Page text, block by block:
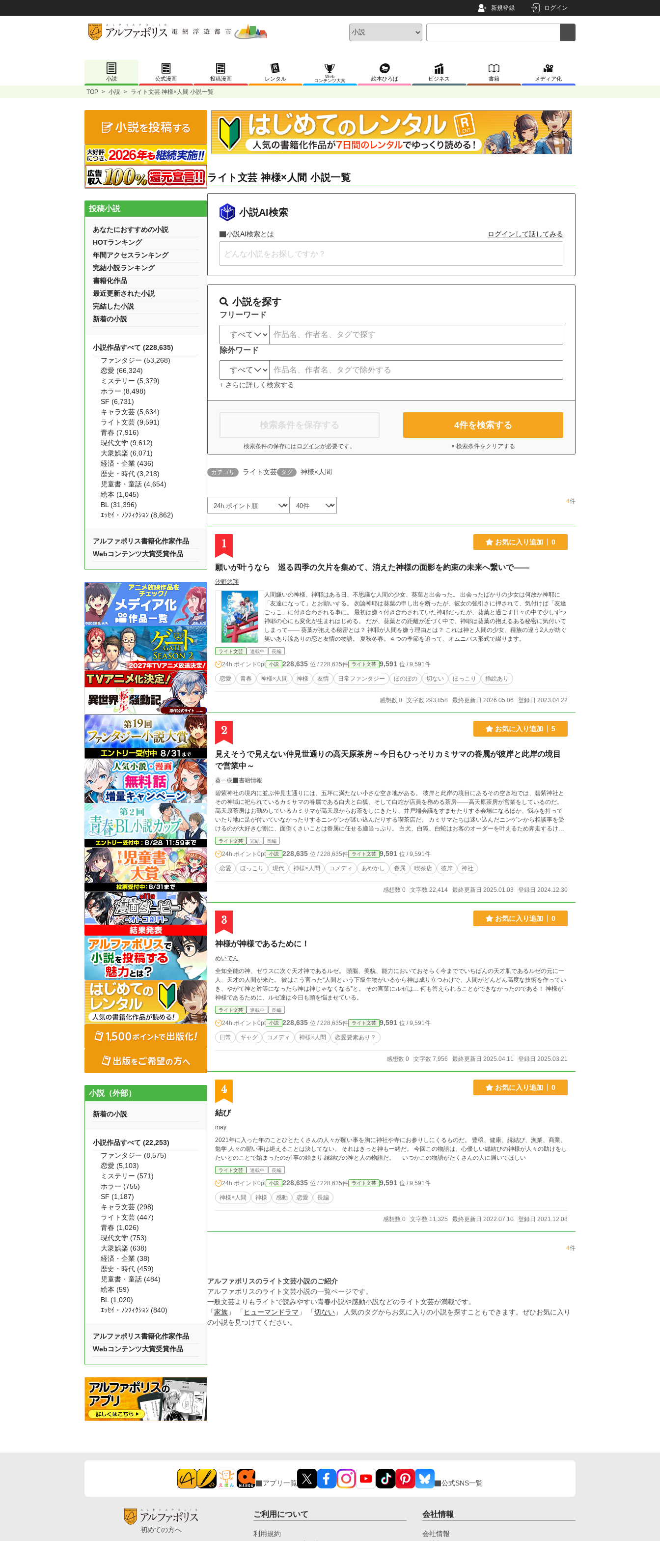
新規登録 ログイン
小説 公式漫画 投稿漫画 レンタル
Web
コンテンツ大賞
絵本ひろば ビジネス 書籍 メディア化
TOP > 小説 > ライト文芸 神様×人間 小説一覧
ライト文芸 神様×人間 小説一覧
小説AI検索
小説AI検索とは ログインして話してみる
小説を探す
フリーワード
除外ワード
+ さらに詳しく検索する
検索条件を保存する
検索条件の保存には ログインが必要です。
4件を検索する
× 検索条件をクリアする
カテゴリ ライト文芸 タグ 神様×人間
4件
1 お気に入り追加 0
願いが叶うなら 巡る四季の欠片を集めて、消えた神様の面影を約束の未来へ繋いで――
汐野悠翔
人間嫌いの神様、神耶はある日、不思議な人間の少女、葵葉と出会った。 出会ったばかりの少女は何故か神耶に
「友達になって」とお願いする。 勿論神耶は葵葉の申し出を断ったが、彼女の強引さに押されて、気付けば「友達
ごっこ」に付き合わされる事に。 最初は嫌々付き合わされていた神耶だったが、葵葉と過ごす日々の中で少しずつ
神耶の心にも変化が生まれはじめる。 だが、葵葉との距離が近づく中で、神耶は葵葉の抱えるある秘密に気付いて
しまって―― 葵葉が抱える秘密とは？ 神耶が人間を嫌う理由とは？ これは神と人間の少女、種族の違う2人が紡ぐ
笑いあり涙ありの恋と友情の物語。 夏秋冬春。４つの季節を追って、オムニバス形式で綴ります。
ライト文芸 連載中 長編
24h.ポイント 0pt 小説 228,635 位 / 228,635件 ライト文芸 9,591 位 / 9,591件
恋愛 青春 神様×人間 神様 友情 日常ファンタジー ほのぼの 切ない ほっこり 挿絵あり
感想数 0 文字数 293,858 最終更新日 2026.05.06 登録日 2023.04.22
2 お気に入り追加 5
見えそうで見えない仲見世通りの高天原茶房～今日もひっそりカミサマの眷属が彼岸と此岸の境目
で営業中～
葵一樹
書籍情報
碧紫神社の境内に並ぶ仲見世通りには、五坪に満たない小さな空き地がある。 彼岸と此岸の境目にあるその空き地では、碧紫神社と
その神域に祀られているカミサマの眷属である白犬と白狐、そして白蛇が店員を務める茶房――高天原茶房が営業をしているのだ。
高天原茶房はお勤めしているカミサマが高天原からお茶をしにきたり、井戸端会議をすませたりする会場になるほか、悩みを持って
いたり地に足が付いていなかったりするニンゲンが迷い込んだりする喫茶店だ。 カミサマたちは迷い込んだニンゲンから相談事を受
けるのが大好きな割に、面倒くさいことは眷属に任せる適当っぷり。 白犬、白狐、白蛇はお客のオーダーを叶えるため奔走するけれ
ど、彼岸の者のドタバタは此岸の世界も巻き込んでしまうから大騒ぎになることもしばしばだ。 さて、そんな茶房に今日もひとりの
ニンゲンが迷い込んできた。 彼は長く付き合った彼女との結婚を、とある理由から躊躇っているという。 遊びに来ている噂話が大好
きな縁結びの女神がしゃしゃり出ると面倒だ、と白狐はやんわりと話を終わらせようとしたけれどそうは問屋が卸さない。ちゃっか
り聞いていた女神は早速縁結びを企み始める。 時給アップをちらつかせられた白犬と白狐、白蛇は彼を躊躇させる原因を取り除けと
いう女神の頼みを受け入れるが――。
ライト文芸 完結 長編
24h.ポイント 0pt 小説 228,635 位 / 228,635件 ライト文芸 9,591 位 / 9,591件
恋愛 ほっこり 現代 神様×人間 コメディ あやかし 眷属 喫茶店 彼岸 神社
感想数 0 文字数 22,414 最終更新日 2025.01.03 登録日 2024.12.30
3 お気に入り追加 0
神様が神様であるために！
めいでん
全知全能の神、ゼウスに次ぐ天才神であるルゼ。 頭脳、美貌、能力においておそらく今まででいちばんの天才肌であるルゼの元に一
人、天才の人間が来た。 彼はこう言った“人間という下級生物がいるから神は成り立つわけで、人間がどんどん高度な技術を作ってい
き、やがて神と対等になったら神は神じゃなくなる”と。 その言葉にルゼは… 何も答えられることができなかったのである！ 神様が
神様であるために、ルゼ達は今日も頭を悩ませている。
ライト文芸 連載中 長編
24h.ポイント 0pt 小説 228,635 位 / 228,635件 ライト文芸 9,591 位 / 9,591件
日常 ギャグ コメディ 神様×人間 恋愛要素あり？
感想数 0 文字数 7,956 最終更新日 2025.04.11 登録日 2025.03.21
4 お気に入り追加 0
結び
may
2021年に入った年のことひとたくさんの人々が願い事を胸に神社や寺にお参りしにくるものだ。 豊穣、健康、縁結び、漁業、商業、
勉学 人々の願い事は絶えることは決してない。 それはきっと神も一緒だ。 今回この物語は、心優しい縁結びの神様が人々の助けをし
たいとのことで始まったのが 事の始まり 縁結びの神と人の物語だ。 いつかこの物語がたくさんの人に届いてほしい
ライト文芸 連載中 長編
24h.ポイント 0pt 小説 228,635 位 / 228,635件 ライト文芸 9,591 位 / 9,591件
神様×人間 神様 感動 恋愛 長編
感想数 0 文字数 11,325 最終更新日 2022.07.10 登録日 2021.12.08
4件
アルファポリスのライト文芸小説のご紹介
アルファポリスのライト文芸小説の一覧ページです。
一般文芸よりもライトで読みやすい青春小説や感動小説などのライト文芸が満載です。
「 家族 」 「 ヒューマンドラマ 」 「 切ない 」 人気のタグからお気に入りの小説を探すこともできます。ぜひお気に入り
の小説を見つけてください。
投稿小説
あなたにおすすめの小説
HOTランキング
年間アクセスランキング
完結小説ランキング
書籍化作品
最近更新された小説
完結した小説
新着の小説
小説作品すべて (228,635)
ファンタジー (53,268)
恋愛 (66,324)
ミステリー (5,379)
ホラー (8,498)
SF (6,731)
キャラ文芸 (5,634)
ライト文芸 (9,591)
青春 (7,916)
現代文学 (9,612)
大衆娯楽 (6,071)
経済・企業 (436)
歴史・時代 (3,218)
児童書・童話 (4,654)
絵本 (1,045)
BL (31,396)
ｴｯｾｲ・ﾉﾝﾌｨｸｼｮﾝ (8,862)
アルファポリス書籍化作家作品
Webコンテンツ大賞受賞作品
小説（外部）
新着の小説
小説作品すべて (22,253)
ファンタジー (8,575)
恋愛 (5,103)
ミステリー (571)
ホラー (755)
SF (1,187)
キャラ文芸 (298)
ライト文芸 (447)
青春 (1,026)
現代文学 (753)
大衆娯楽 (638)
経済・企業 (38)
歴史・時代 (459)
児童書・童話 (484)
絵本 (59)
BL (1,020)
ｴｯｾｲ・ﾉﾝﾌｨｸｼｮﾝ (840)
アルファポリス書籍化作家作品
Webコンテンツ大賞受賞作品
アプリ一覧 公式SNS一覧
初めての方へ
ご利用について
利用規約
会社情報
会社情報